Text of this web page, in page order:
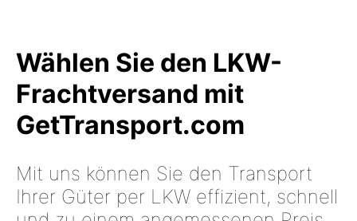
Wählen Sie den LKW-
Frachtversand mit
GetTransport.com
Mit uns können Sie den Transport
Ihrer Güter per LKW effizient, schnell